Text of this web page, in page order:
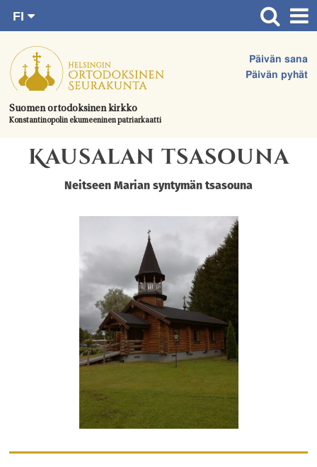
suoraan
sisältöön.
Suomen ortodoksinen kirkko
Konstantinopolin ekumeeninen patriarkaatti
Päivän sana
Päivän pyhät
FI
SV
EN
UA
Etusivu
Ajankohtaista
Juhlat & toimitukset
Kirkot
Apua & tukea
Yhteystiedot
Kausalan tsasouna
Neitseen Marian syntymän tsasouna